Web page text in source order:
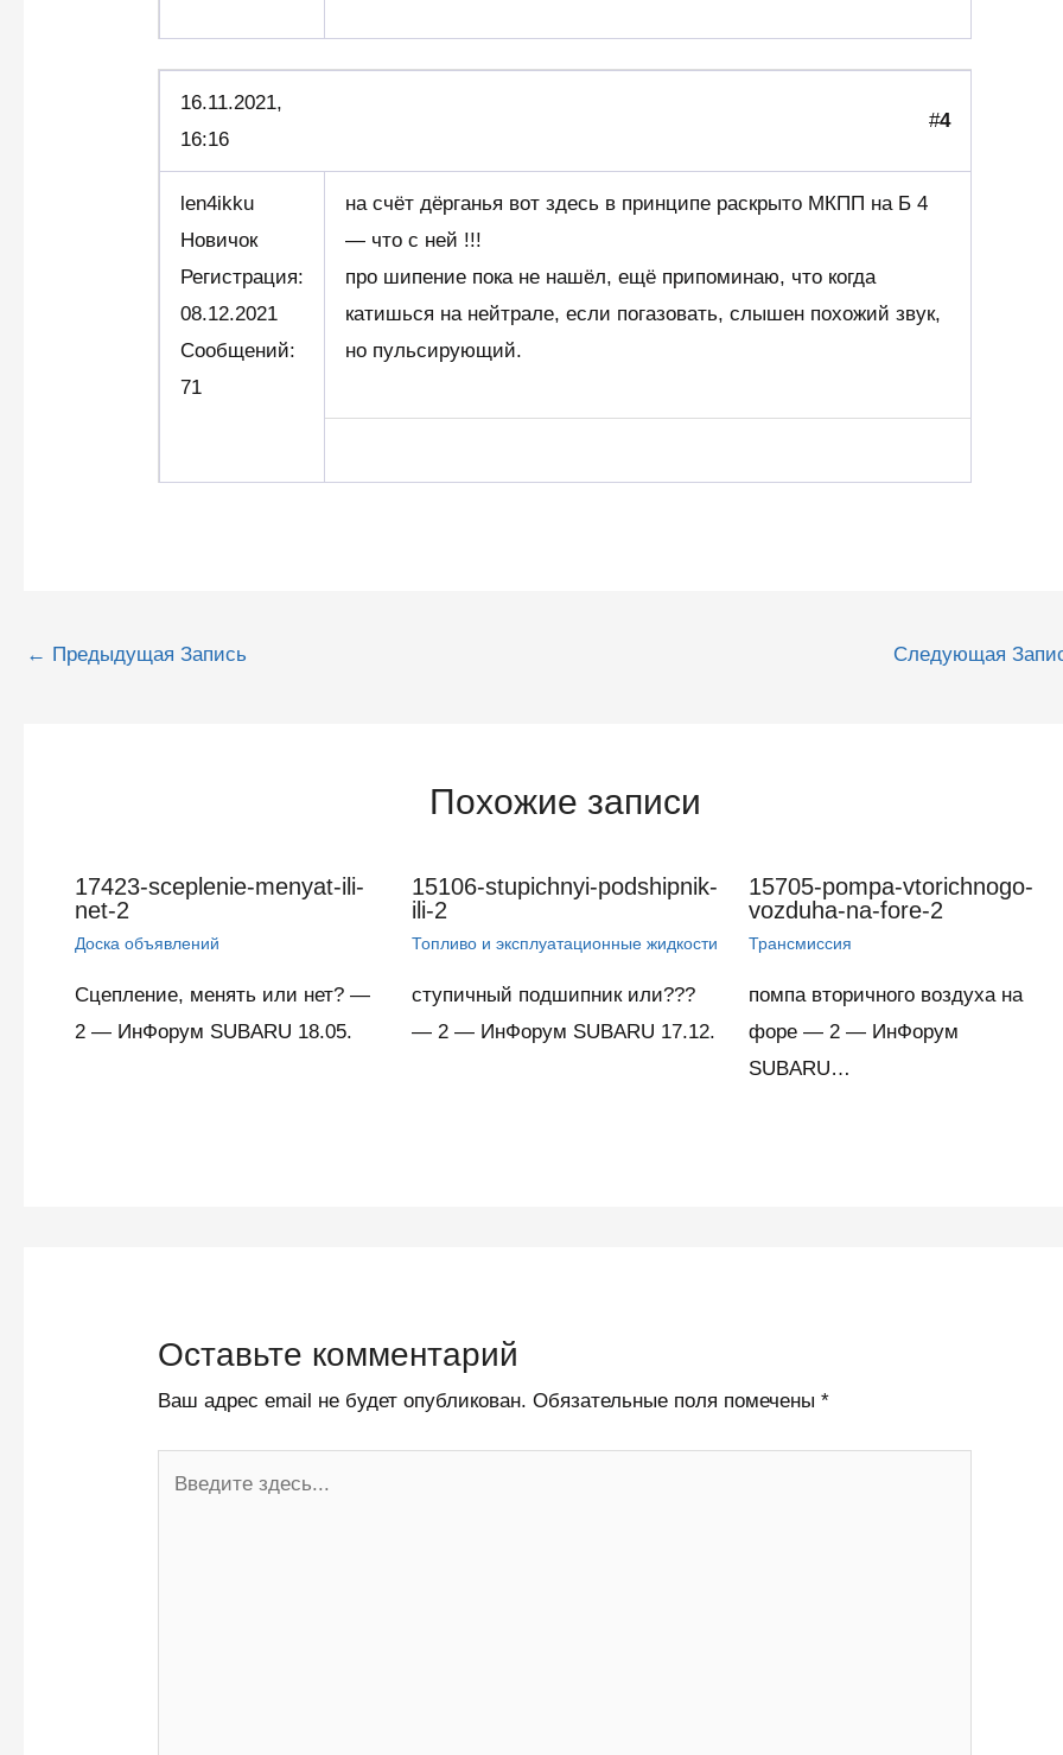
16.11.2021,
16:16
#4
len4ikku
Новичок
Регистрация:
08.12.2021
Сообщений:
71
на счёт дёрганья вот здесь в принципе раскрыто МКПП на Б 4
— что с ней !!!
про шипение пока не нашёл, ещё припоминаю, что когда
катишься на нейтрале, если погазовать, слышен похожий звук,
но пульсирующий.
Навигация
← Предыдущая Запись Следующая
Похожие записи
17423-sceplenie-menyat-ili-
net-2
Доска объявлений
Сцепление, менять или нет? —
2 — ИнФорум SUBARU 18.05.
15106-stupichnyi-podshipnik-
ili-2
Топливо и эксплуатационные жидкости
ступичный подшипник или???
— 2 — ИнФорум SUBARU 17.12.
15705-pompa-vtorichnogo-
vozduha-na-fore-2
Трансмиссия
помпа вторичного воздуха на
форе — 2 — ИнФорум
SUBARU…
Оставьте комментарий
Ваш адрес email не будет опубликован. Обязательные поля помечены*